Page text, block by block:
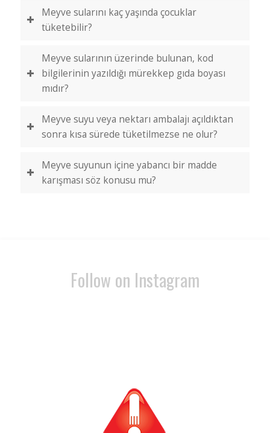
Meyve sularını kaç yaşında çocuklar
tüketebilir?
Meyve sularının üzerinde bulunan, kod
bilgilerinin yazıldığı mürekkep gıda boyası
mıdır?
Meyve suyu veya nektarı ambalajı açıldıktan
sonra kısa sürede tüketilmezse ne olur?
Meyve suyunun içine yabancı bir madde
karışması söz konusu mu?
Follow on Instagram